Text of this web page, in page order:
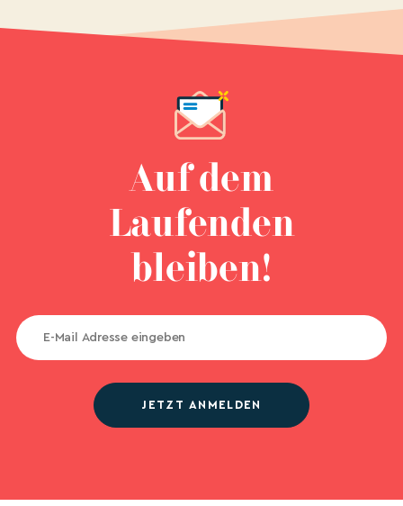
Auf dem
Laufenden
bleiben!
JETZT ANMELDEN